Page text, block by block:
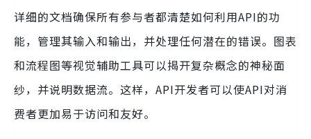
详细的文档确保所有参与者都清楚如何利用API的功
能，管理其输入和输出，并处理任何潜在的错误。图表
和流程图等视觉辅助工具可以揭开复杂概念的神秘面
纱，并说明数据流。这样，API开发者可以使API对消
费者更加易于访问和友好。